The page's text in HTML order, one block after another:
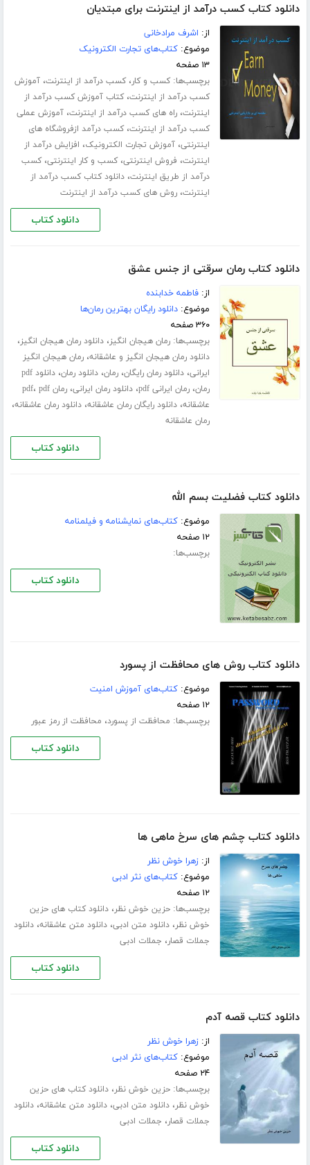
دانلود کتاب کسب درآمد از اینترنت برای مبتدیان
از: اشرف مرادخانی
موضوع:کتاب‌های تجارت الکترونیک
۱۳ صفحه
برچسب‌ها:کسب و کار،کسب درآمد از اینترنت،آموزش
کسب درآمد از اینترنت،کتاب آموزش کسب درآمد از
اینترنت،راه های کسب درآمد از اینترنت،آموزش عملی
کسب درآمد از اینترنت،کسب درآمد ازفروشگاه های
اینترنتی،آموزش تجارت الکترونیک، افزایش درآمد از
اینترنت، فروش اینترنتی،کسب و کار اینترنتی،کسب
درآمد از طریق اینترنت،دانلود کتاب کسب درآمد از
اینترنت،روش های کسب درآمد از اینترنت
دانلود کتاب
دانلود کتاب رمان سرقتی از جنس عشق
از:فاطمه خدابنده
موضوع:دانلود رایگان بهترین رمان‌ها
۳۶۰ صفحه
برچسب‌ها:رمان هیجان انگیز،دانلود رمان هیجان انگیز،
دانلود رمان هیجان انگیز و عاشقانه،رمان هیجان انگیز
ایرانی،دانلود رمان رایگان،رمان،دانلود رمان،
دانلود pdf
رمان،رمان ایرانی pdf ،دانلود رمان ایرانی،رمان pdf ، pdf
عاشقانه،دانلود رایگان رمان عاشقانه،دانلود رمان عاشقانه،
رمان عاشقانه
دانلود کتاب
دانلود کتاب فضليت بسم الله
موضوع:کتاب‌های نمایشنامه و فیلمنامه
۱۲ صفحه
برچسب‌ها:
دانلود کتاب
دانلود کتاب روش های محافظت از پسورد
موضوع:کتاب‌های آموزش امنیت
۱۲ صفحه
برچسب‌ها: محافظت از پسورد، محافظت از رمز عبور
دانلود کتاب
دانلود کتاب چشم های سرخ ماهی ها
از:زهرا خوش نظر
موضوع:کتاب‌های نثر ادبی
۱۲ صفحه
برچسب‌ها:حزین خوش نظر،دانلود کتاب های حزین
خوش نظر،دانلود متن ادبی،دانلود متن عاشقانه،دانلود
جملات قصار، جملات ادبی
دانلود کتاب
دانلود کتاب قصه آدم
از:زهرا خوش نظر
موضوع:کتاب‌های نثر ادبی
۲۴ صفحه
برچسب‌ها:حزین خوش نظر،دانلود کتاب های حزین
خوش نظر،دانلود متن ادبی،دانلود متن عاشقانه،دانلود
جملات قصار، جملات ادبی
دانلود کتاب